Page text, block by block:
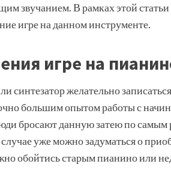
звучанием. В рамках этой
игре на данном инструменте.
игре на
синтезатор желательно
большим опытом работы с
бросают данную затею по
уже можно задуматься о
обойтись старым пианино или